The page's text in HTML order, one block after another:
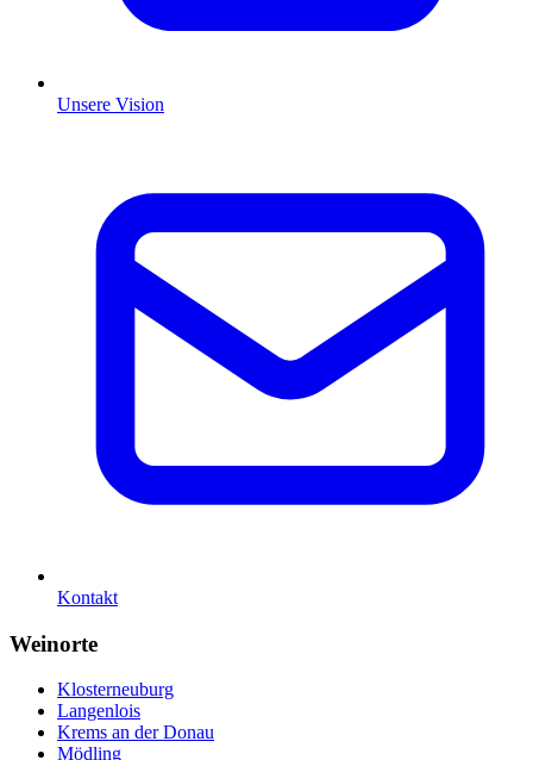
Unsere Vision
Kontakt
Weinorte
Klosterneuburg
Langenlois
Krems an der Donau
Mödling